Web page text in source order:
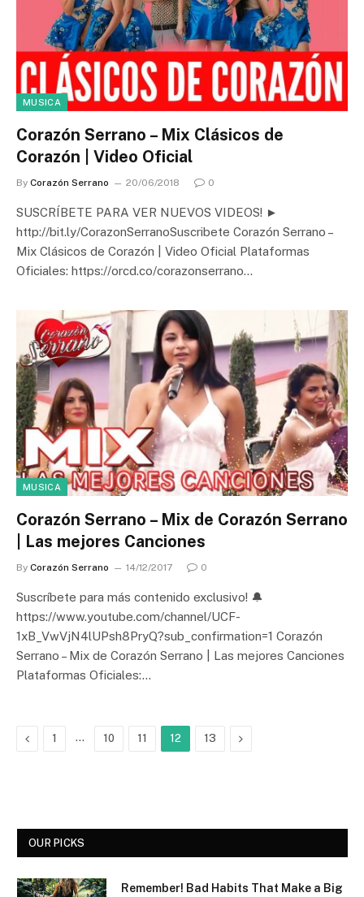
MUSICA
Corazón Serrano – Mix Clásicos de
Corazón | Video Oficial
By Corazón Serrano 20/06/2018 0
SUSCRÍBETE PARA VER NUEVOS VIDEOS! ►
http://bit.ly/CorazonSerranoSuscribete Corazón Serrano –
Mix Clásicos de Corazón | Video Oficial Plataformas
Oficiales: https://orcd.co/corazonserrano…
MUSICA
Corazón Serrano – Mix de Corazón Serrano
| Las mejores Canciones
By Corazón Serrano 14/12/2017 0
Suscríbete para más contenido exclusivo! 🔔
https://www.youtube.com/channel/UCF-
1xB_VwVjN4lUPsh8PryQ?sub_confirmation=1 Corazón
Serrano – Mix de Corazón Serrano | Las mejores Canciones
Plataformas Oficiales:…
Previous
1 … 10 11 12 13 Next
OUR PICKS
Remember! Bad Habits That Make a Big